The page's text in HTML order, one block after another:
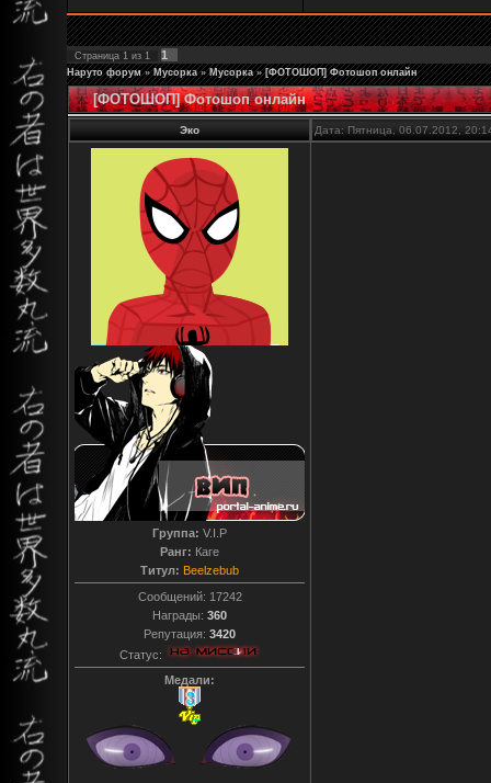
Страница 1 из 1 1
Наруто форум » Мусорка » Мусорка » [ФОТОШОП] Фотошоп онлайн
[ФОТОШОП] Фотошоп онлайн
Эко Дата: Пятница, 06.07.2012,
Группа: V.I.P
Ранг: Каге
Титул: Beelzebub
Сообщений: 17242
Награды: 360
Репутация: 3420
Статус:
Медали: